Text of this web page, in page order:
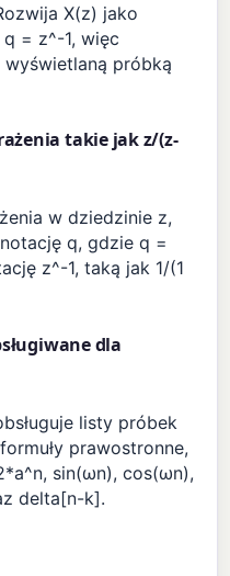
X(z) jako
= z^-1, więc
próbką
takie jak z/(z-
w dziedzinie z,
q, gdzie q =
z^-1, taką jak 1/(1
dla
listy próbek
prawostronne,
sin(ωn), cos(ωn),
delta[n-k].